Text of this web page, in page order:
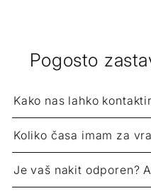
Pogosto
Kako nas lahko
Koliko časa imam za
Je vaš nakit odporen?